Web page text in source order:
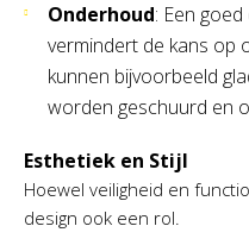
Onderhoud: Een
vermindert de kans op
kunnen bijvoorbeeld
worden geschuurd en
Esthetiek en Stijl
Hoewel veiligheid en
design ook een rol.